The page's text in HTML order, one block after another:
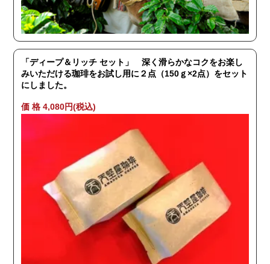
「ディープ＆リッチ セット」 深く滑らかなコクをお楽し
みいただける珈琲をお試し用に２点（150ｇ×2点）をセット
にしました。
価 格 4,080円(税込)